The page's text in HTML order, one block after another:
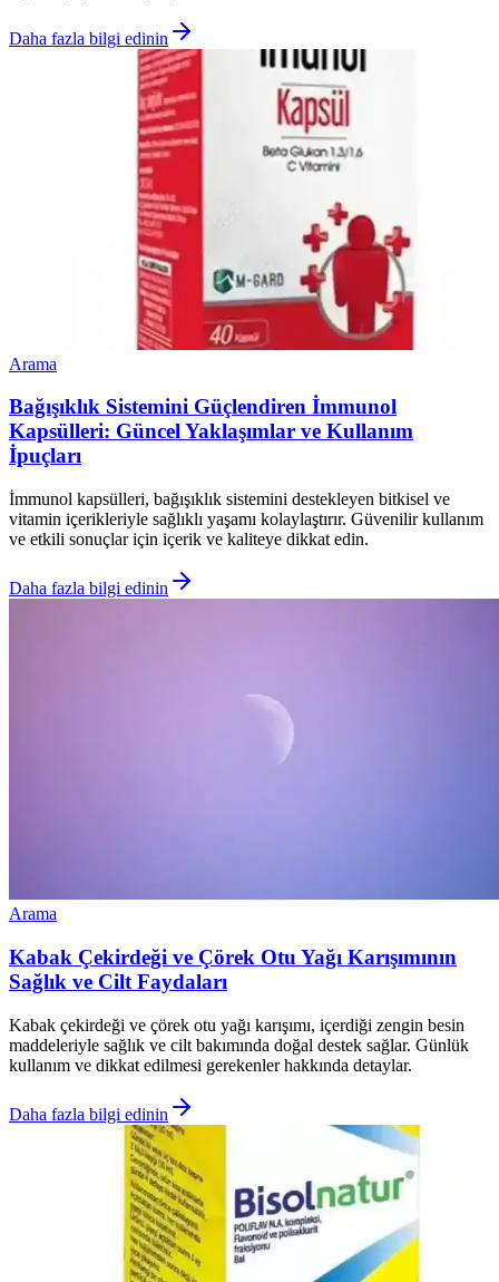
Daha fazla bilgi edinin
Arama
Bağışıklık Sistemini Güçlendiren İmmunol
Kapsülleri: Güncel Yaklaşımlar ve Kullanım
İpuçları
İmmunol kapsülleri, bağışıklık sistemini destekleyen bitkisel ve
vitamin içerikleriyle sağlıklı yaşamı kolaylaştırır. Güvenilir kullanım
ve etkili sonuçlar için içerik ve kaliteye dikkat edin.
Daha fazla bilgi edinin
Arama
Kabak Çekirdeği ve Çörek Otu Yağı Karışımının
Sağlık ve Cilt Faydaları
Kabak çekirdeği ve çörek otu yağı karışımı, içerdiği zengin besin
maddeleriyle sağlık ve cilt bakımında doğal destek sağlar. Günlük
kullanım ve dikkat edilmesi gerekenler hakkında detaylar.
Daha fazla bilgi edinin